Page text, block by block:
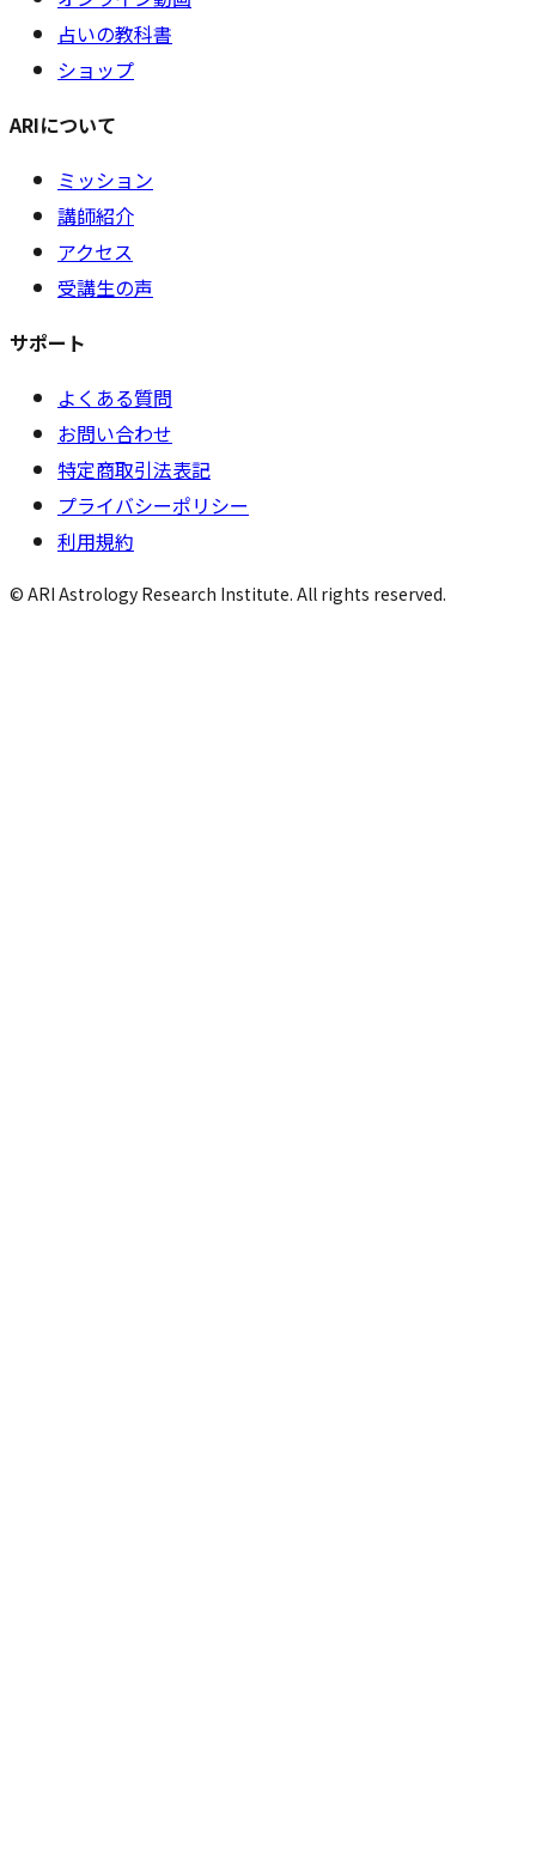
占いの教科書
ショップ
ARIについて
ミッション
講師紹介
アクセス
受講生の声
サポート
よくある質問
お問い合わせ
特定商取引法表記
プライバシーポリシー
利用規約
© ARI Astrology Research Institute. All rights reserved.